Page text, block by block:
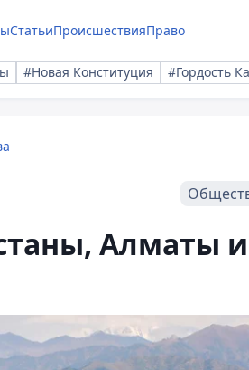
СтатьиПроисшествияПраво
#Новая Конституция #Гордость
Алматы и